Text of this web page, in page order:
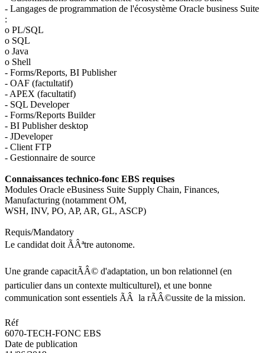
- Langages de programmation de l'écosystème Oracle business Suite
:
o PL/SQL
o SQL
o Java
o Shell
- Forms/Reports, BI Publisher
- OAF (factultatif)
- APEX (facultatif)
- SQL Developer
- Forms/Reports Builder
- BI Publisher desktop
- JDeveloper
- Client FTP
- Gestionnaire de source
Connaissances technico-fonc EBS requises
Modules Oracle eBusiness Suite Supply Chain, Finances,
Manufacturing (notamment OM,
WSH, INV, PO, AP, AR, GL, ASCP)
Requis/Mandatory
Le candidat doit ÃÂªtre autonome.
Une grande capacitÃÂ© d'adaptation, un bon relationnel (en
particulier dans un contexte multiculturel), et une bonne
communication sont essentiels ÃÂ la rÃÂ©ussite de la mission.
Réf
6070-TECH-FONC EBS
Date de publication